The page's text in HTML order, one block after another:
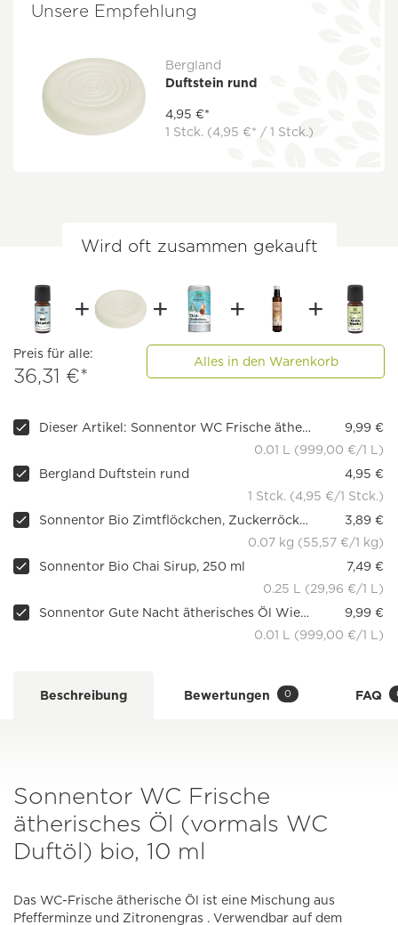
Unsere Empfehlung
Bergland
Duftstein rund
4,95 €*
1 Stck. (4,95 €* / 1 Stck.)
Wird oft zusammen gekauft
Preis für alle:
36,31 €*
Alles in den Warenkorb
Dieser Artikel: Sonnentor WC Frische ätherisches Öl (vormals WC Duftöl) bio, 10 ml
9,99 €
0.01 L (999,00 €/1 L)
Bergland Duftstein rund
4,95 €
1 Stck. (4,95 €/1 Stck.)
Sonnentor Bio Zimtflöckchen, Zuckerröckchen 70 g, Streudose
3,89 €
0.07 kg (55,57 €/1 kg)
Sonnentor Bio Chai Sirup, 250 ml
7,49 €
0.25 L (29,96 €/1 L)
Sonnentor Gute Nacht ätherisches Öl Wieder gut!® bio, 10 ml
9,99 €
0.01 L (999,00 €/1 L)
Beschreibung Bewertungen 0 FAQ
Sonnentor WC Frische
ätherisches Öl (vormals WC
Duftöl) bio, 10 ml
Das WC-Frische ätherische Öl ist eine Mischung aus
Pfefferminze und Zitronengras . Verwendbar auf dem